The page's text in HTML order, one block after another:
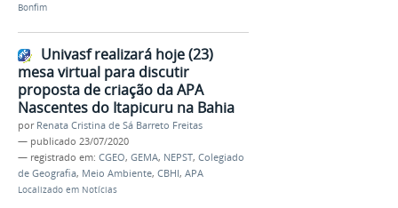
Bonfim
Univasf realizará hoje (23)
mesa virtual para discutir
proposta de criação da APA
Nascentes do Itapicuru na Bahia
por Renata Cristina de Sá Barreto Freitas
— publicado 23/07/2020
— registrado em: CGEO, GEMA, NEPST, Colegiado
de Geografia, Meio Ambiente, CBHI, APA
Localizado em Notícias